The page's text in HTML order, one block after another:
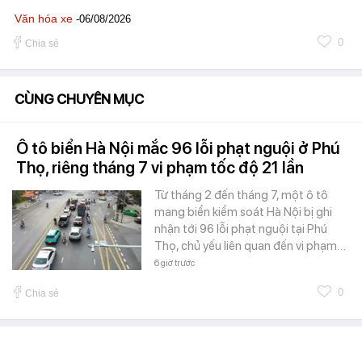
Văn hóa xe -06/08/2026
Chia sẻ 0
CÙNG CHUYÊN MỤC
Ô tô biển Hà Nội mắc 96 lỗi phạt nguội ở Phú
Thọ, riêng tháng 7 vi phạm tốc độ 21 lần
Từ tháng 2 đến tháng 7, một ô tô
mang biển kiểm soát Hà Nội bị ghi
nhận tới 96 lỗi phạt nguội tại Phú
Thọ, chủ yếu liên quan đến vi phạm…
6 giờ trước
Chia sẻ 0